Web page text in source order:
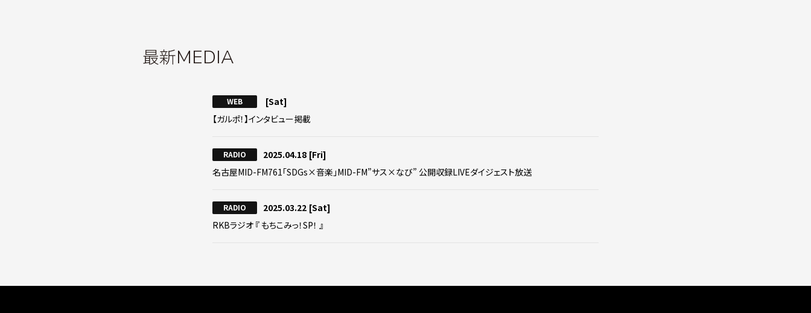
最新MEDIA
WEB
[Sat]
【ガルポ！】インタビュー掲載
RADIO 2025.04.18 [Fri]
名古屋MID-FM761「SDGs×音楽」MID-FM”サス×なび” 公開収録LIVEダイジェスト放送
RADIO 2025.03.22 [Sat]
RKBラジオ 『 もちこみっ！SP！ 』